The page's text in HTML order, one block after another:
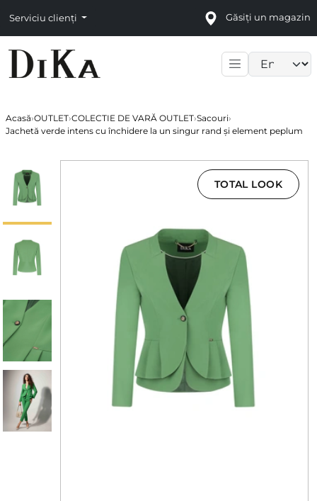
Serviciu clienți Găsiți un magazin
Acasă›OUTLET›COLECTIE DE VARĂ OUTLET›Sacouri›
Jachetă verde intens cu închidere la un singur rand și element peplum
TOTAL LOOK